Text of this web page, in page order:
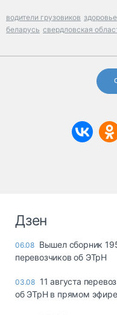
водители грузовиков
беларусь свердловская
Дзен
06.08 Вышел сборник
перевозчиков об ЭТрН
03.08 11 августа
об ЭТрН в прямом эфире